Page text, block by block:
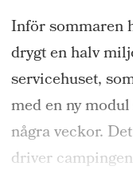
Inför sommaren
drygt en halv
servicehuset,
med en ny
några veckor.
driver